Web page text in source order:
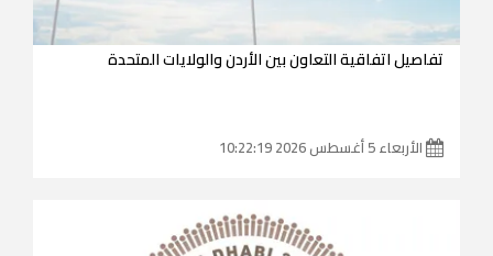
تفاصيل اتفاقية التعاون بين الأردن والولايات المتحدة
الأربعاء 5 أغسطس 2026 10:22:19